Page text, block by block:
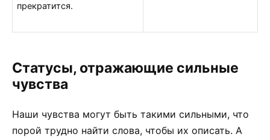
прекратится.
Статусы, отражающие сильные
чувства
Наши чувства могут быть такими сильными, что
порой трудно найти слова, чтобы их описать. А